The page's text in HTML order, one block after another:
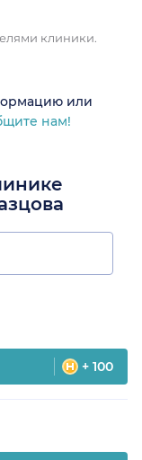
клиники.
или
нам!
+ 100